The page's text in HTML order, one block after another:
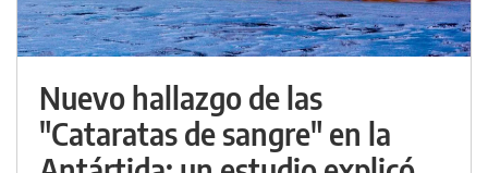
Nuevo hallazgo de las
"Cataratas de sangre" en la